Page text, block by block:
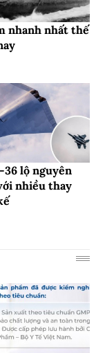
nhanh nhất thế
36 lộ nguyên
nhiều thay